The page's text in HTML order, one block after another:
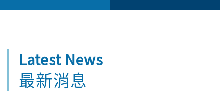
Latest News
最新消息